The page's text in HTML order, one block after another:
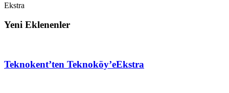
Ekstra
Yeni Eklenenler
Teknokent’ten Teknoköy’eEkstra